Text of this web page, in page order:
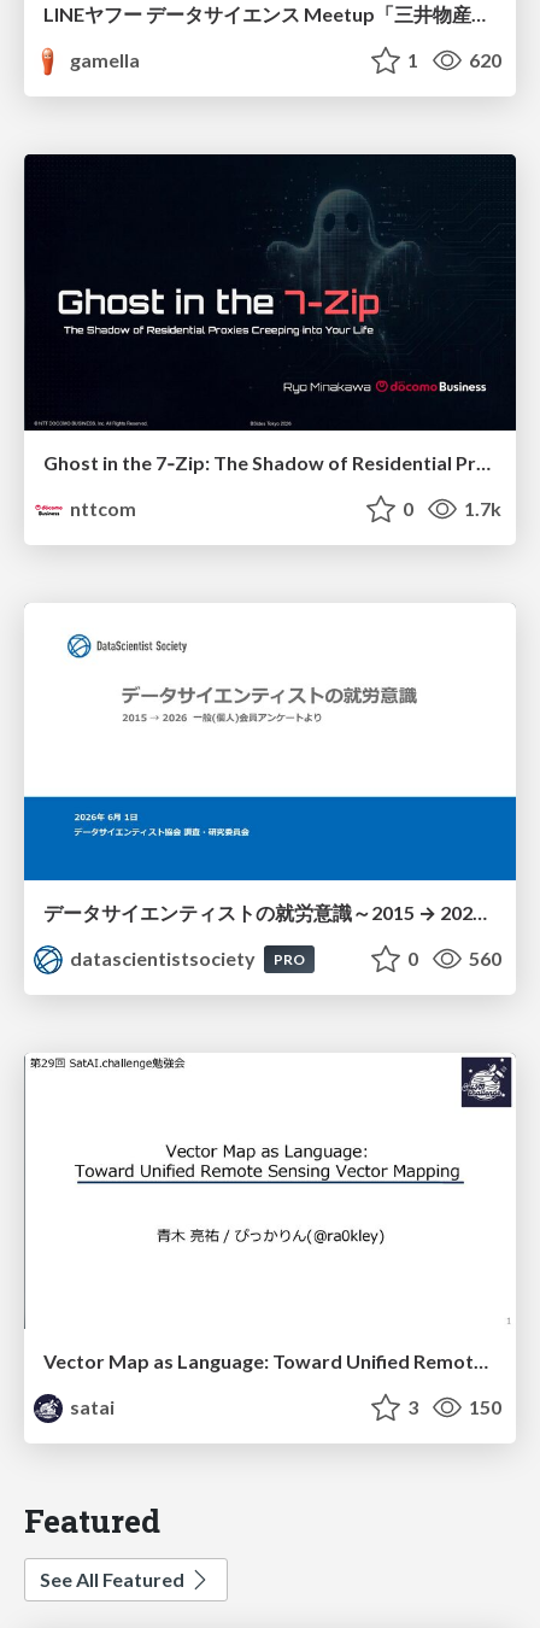
LINEヤフー データサイエンス Meetup「三井物産コモディティ予測チャレンジ」の舞台裏-AlpacaTechパート
gamella
1 620
Ghost in the 7‑Zip: The Shadow of Residential Proxies Creeping into Your Life
nttcom
0 1.7k
datascientistsociety
PRO 0 560
Vector Map as Language: Toward Unified Remote Sensing Vector Mapping
satai
3 150
Featured
See All Featured